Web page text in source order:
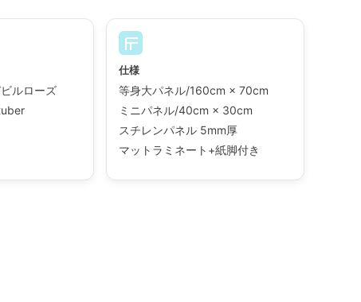
ルローズ
仕様
等身大パネル/160cm × 70cm
ミニパネル/40cm × 30cm
スチレンパネル 5mm厚
マットラミネート+紙脚付き